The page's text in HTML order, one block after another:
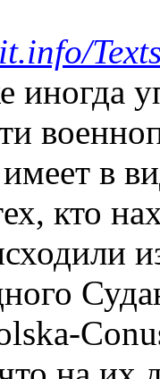
.info/
иногда
в
кто
-